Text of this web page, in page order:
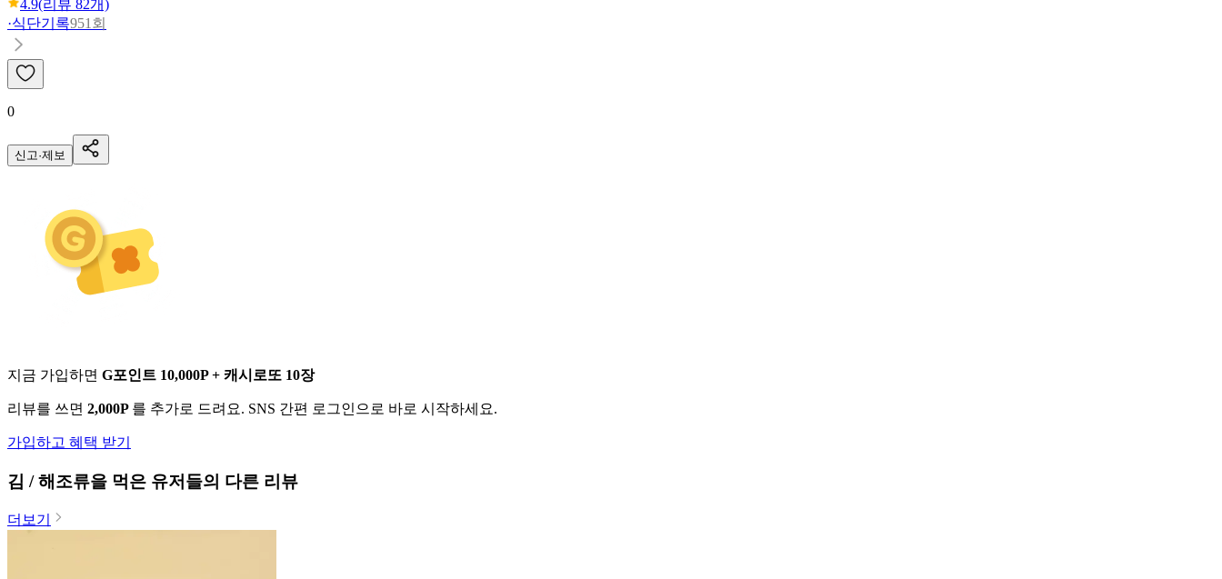
4.9(리뷰 82개)
·식단기록951회
0
신고·제보
지금 가입하면 G포인트 10,000P + 캐시로또 10장
리뷰를 쓰면 2,000P 를 추가로 드려요. SNS 간편 로그인으로 바로 시작하세요.
가입하고 혜택 받기
김 / 해조류을 먹은 유저들의 다른 리뷰
더보기